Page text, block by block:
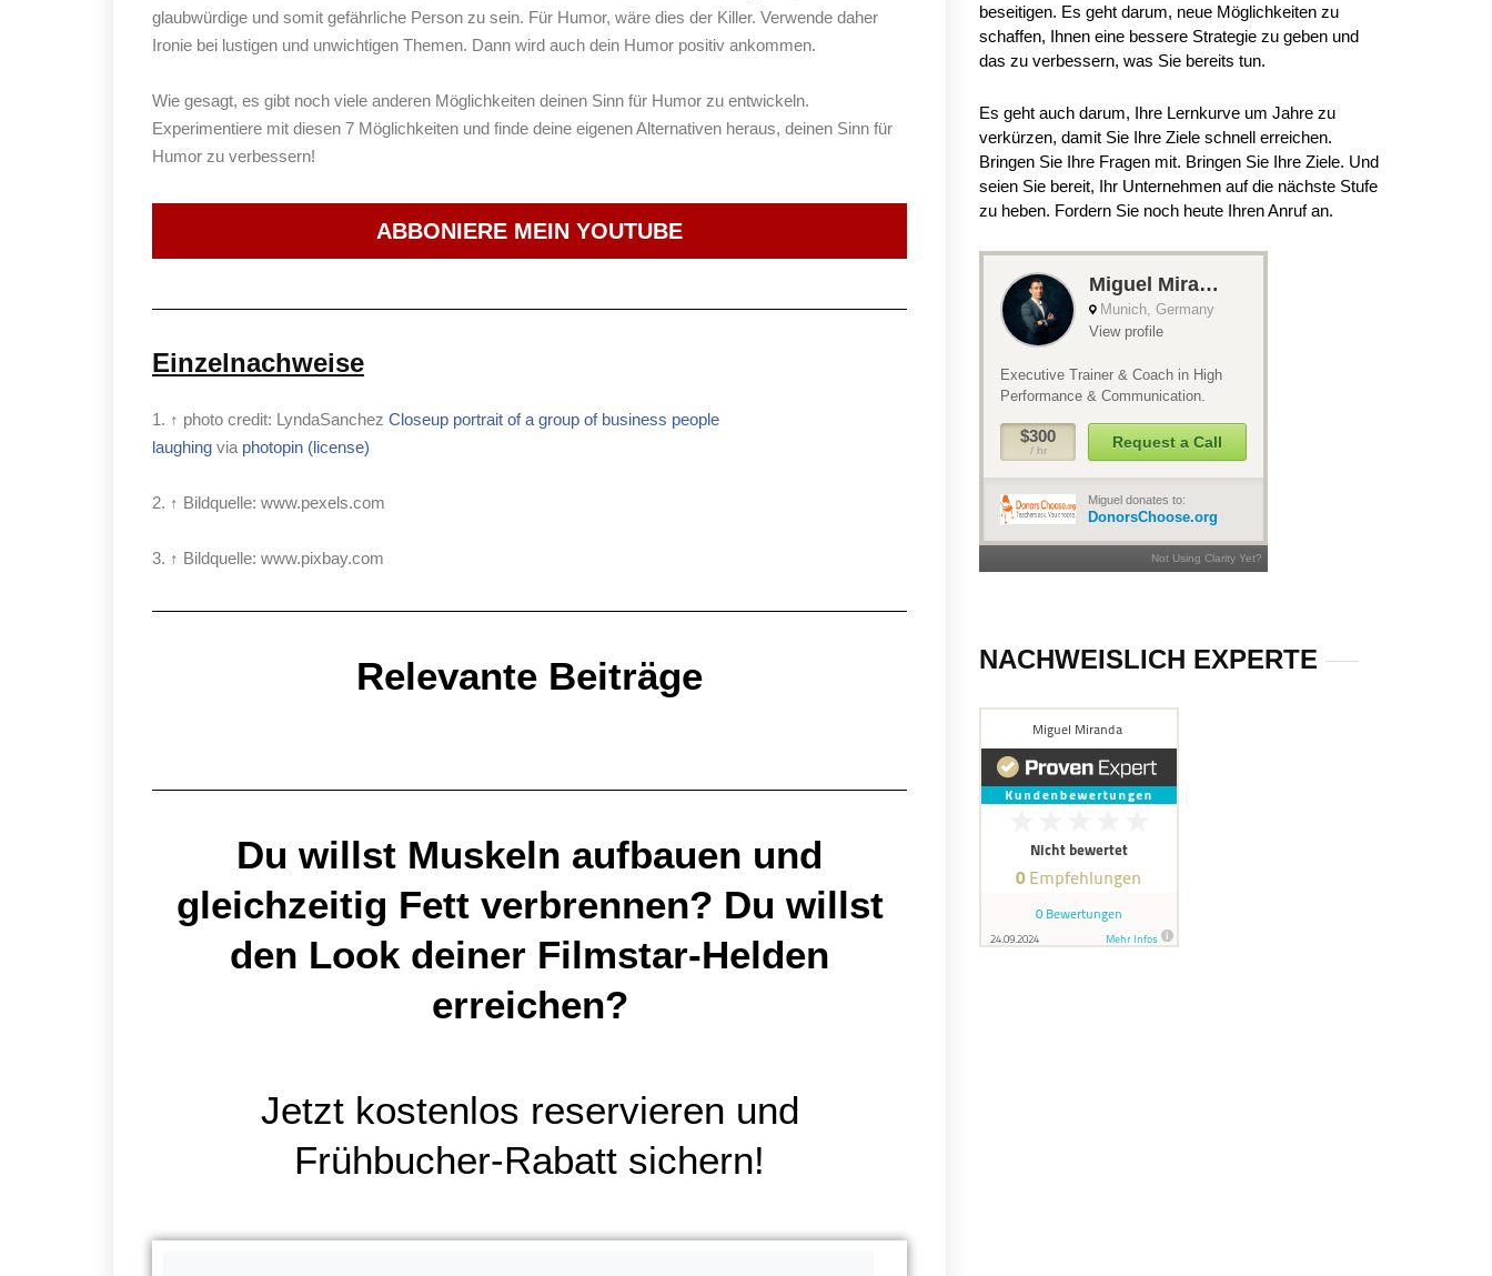
glaubwürdige und somit gefährliche Person zu sein. Für Humor, wäre dies der Killer. Verwende daher
Ironie bei lustigen und unwichtigen Themen. Dann wird auch dein Humor positiv ankommen.
Wie gesagt, es gibt noch viele anderen Möglichkeiten deinen Sinn für Humor zu entwickeln.
Experimentiere mit diesen 7 Möglichkeiten und finde deine eigenen Alternativen heraus, deinen Sinn für
Humor zu verbessern!
ABBONIERE MEIN YOUTUBE
Einzelnachweise
1. ↑ photo credit: LyndaSanchez Closeup portrait of a group of business people
laughing via photopin (license)
2. ↑ Bildquelle: www.pexels.com
3. ↑ Bildquelle: www.pixbay.com
Relevante Beiträge
Du willst Muskeln aufbauen und
gleichzeitig Fett verbrennen? Du willst
den Look deiner Filmstar-Helden
erreichen?
Jetzt kostenlos reservieren und
Frühbucher-Rabatt sichern!
beseitigen. Es geht darum, neue Möglichkeiten zu
schaffen, Ihnen eine bessere Strategie zu geben und
das zu verbessern, was Sie bereits tun.
Es geht auch darum, Ihre Lernkurve um Jahre zu
verkürzen, damit Sie Ihre Ziele schnell erreichen.
Bringen Sie Ihre Fragen mit. Bringen Sie Ihre Ziele. Und
seien Sie bereit, Ihr Unternehmen auf die nächste Stufe
zu heben. Fordern Sie noch heute Ihren Anruf an.
NACHWEISLICH EXPERTE